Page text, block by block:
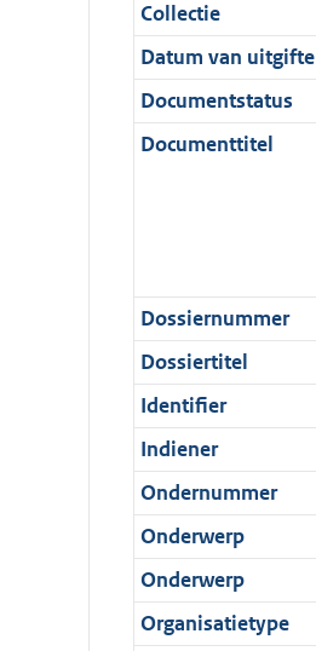
i
e
i
n
a
a
t
3
9
K
b
t
i
e
i
m
a
a
t
:
7
K
b
a
t
i
e
r
m
a
a
t
e
:
4
K
c
a
t
i
o
r
m
a
a
t
t
e
:
4
Collectie
Datum van uitgifte
Documentstatus
Documenttitel
Dossiernummer
Dossiertitel
Identifier
Indiener
Ondernummer
Onderwerp
Onderwerp
Organisatietype